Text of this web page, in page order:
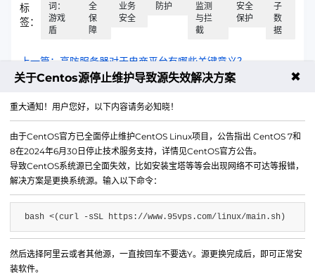
标
签：
词：
游戏
盾
全
保
障
业务
安全
防护
监测
与拦
截
安全
保护
子
数
据
上一篇：高防服务器对于电商平台有哪些关键意义？
微信公众号
关于Centos源停止维护导致源失效解决方案 ✖
重大通知！用户您好，以下内容请务必知晓！
由于CentOS官方已全面停止维护CentOS Linux项目，公告指出 CentOS 7和
8在2024年6月30日停止技术服务支持，详情见CentOS官方公告。
导致CentOS系统源已全面失效，比如安装宝塔等等会出现网络不可达等报错，
解决方案是更换系统源。输入以下命令：
bash <(curl -sSL https://www.95vps.com/linux/main.sh)
然后选择阿里云或者其他源，一直按回车不要选Y。源更换完成后，即可正常安
装软件。